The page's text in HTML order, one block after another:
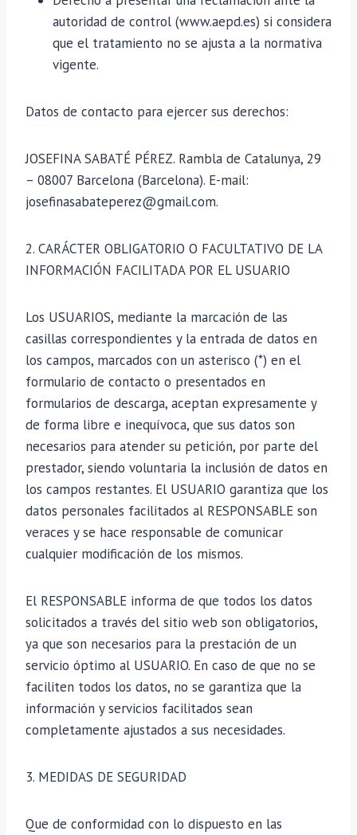
autoridad de control (www.aepd.es) si considera
que el tratamiento no se ajusta a la normativa
vigente.
Datos de contacto para ejercer sus derechos:
JOSEFINA SABATÉ PÉREZ. Rambla de Catalunya, 29
– 08007 Barcelona (Barcelona). E-mail:
josefinasabateperez@gmail.com.
2. CARÁCTER OBLIGATORIO O FACULTATIVO DE LA
INFORMACIÓN FACILITADA POR EL USUARIO
Los USUARIOS, mediante la marcación de las
casillas correspondientes y la entrada de datos en
los campos, marcados con un asterisco (*) en el
formulario de contacto o presentados en
formularios de descarga, aceptan expresamente y
de forma libre e inequívoca, que sus datos son
necesarios para atender su petición, por parte del
prestador, siendo voluntaria la inclusión de datos en
los campos restantes. El USUARIO garantiza que los
datos personales facilitados al RESPONSABLE son
veraces y se hace responsable de comunicar
cualquier modificación de los mismos.
El RESPONSABLE informa de que todos los datos
solicitados a través del sitio web son obligatorios,
ya que son necesarios para la prestación de un
servicio óptimo al USUARIO. En caso de que no se
faciliten todos los datos, no se garantiza que la
información y servicios facilitados sean
completamente ajustados a sus necesidades.
3. MEDIDAS DE SEGURIDAD
Que de conformidad con lo dispuesto en las